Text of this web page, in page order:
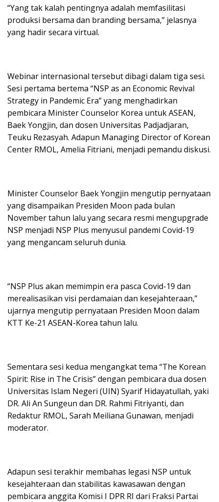
“Yang tak kalah pentingnya adalah memfasilitasi
produksi bersama dan branding bersama,” jelasnya
yang hadir secara virtual.
Webinar internasional tersebut dibagi dalam tiga sesi.
Sesi pertama bertema “NSP as an Economic Revival
Strategy in Pandemic Era” yang menghadirkan
pembicara Minister Counselor Korea untuk ASEAN,
Baek Yongjin, dan dosen Universitas Padjadjaran,
Teuku Rezasyah. Adapun Managing Director of Korean
Center RMOL, Amelia Fitriani, menjadi pemandu diskusi.
Minister Counselor Baek Yongjin mengutip pernyataan
yang disampaikan Presiden Moon pada bulan
November tahun lalu yang secara resmi mengupgrade
NSP menjadi NSP Plus menyusul pandemi Covid-19
yang mengancam seluruh dunia.
“NSP Plus akan memimpin era pasca Covid-19 dan
merealisasikan visi perdamaian dan kesejahteraan,”
ujarnya mengutip pernyataan Presiden Moon dalam
KTT Ke-21 ASEAN-Korea tahun lalu.
Sementara sesi kedua mengangkat tema “The Korean
Spirit: Rise in The Crisis” dengan pembicara dua dosen
Universitas Islam Negeri (UIN) Syarif Hidayatullah, yaki
DR. Ali An Sungeun dan DR. Rahmi Fitriyanti, dan
Redaktur RMOL, Sarah Meiliana Gunawan, menjadi
moderator.
Adapun sesi terakhir membahas legasi NSP untuk
kesejahteraan dan stabilitas kawasawan dengan
pembicara anggita Komisi I DPR RI dari Fraksi Partai